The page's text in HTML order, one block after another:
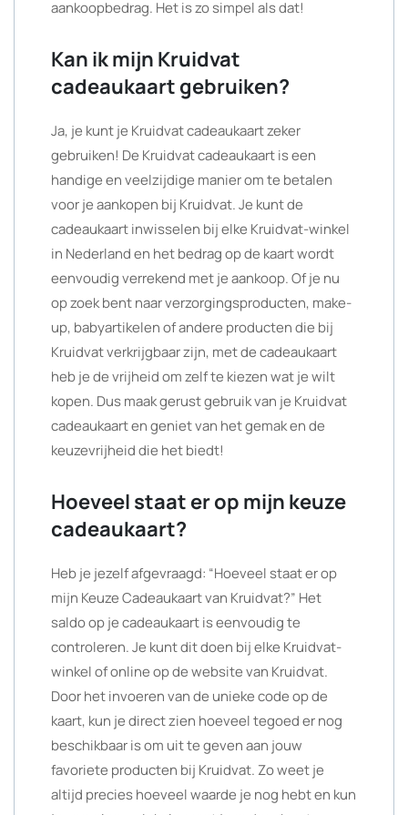
aankoopbedrag. Het is zo simpel als dat!
Kan ik mijn Kruidvat
cadeaukaart gebruiken?
Ja, je kunt je Kruidvat cadeaukaart zeker
gebruiken! De Kruidvat cadeaukaart is een
handige en veelzijdige manier om te betalen
voor je aankopen bij Kruidvat. Je kunt de
cadeaukaart inwisselen bij elke Kruidvat-winkel
in Nederland en het bedrag op de kaart wordt
eenvoudig verrekend met je aankoop. Of je nu
op zoek bent naar verzorgingsproducten, make-
up, babyartikelen of andere producten die bij
Kruidvat verkrijgbaar zijn, met de cadeaukaart
heb je de vrijheid om zelf te kiezen wat je wilt
kopen. Dus maak gerust gebruik van je Kruidvat
cadeaukaart en geniet van het gemak en de
keuzevrijheid die het biedt!
Hoeveel staat er op mijn keuze
cadeaukaart?
Heb je jezelf afgevraagd: “Hoeveel staat er op
mijn Keuze Cadeaukaart van Kruidvat?” Het
saldo op je cadeaukaart is eenvoudig te
controleren. Je kunt dit doen bij elke Kruidvat-
winkel of online op de website van Kruidvat.
Door het invoeren van de unieke code op de
kaart, kun je direct zien hoeveel tegoed er nog
beschikbaar is om uit te geven aan jouw
favoriete producten bij Kruidvat. Zo weet je
altijd precies hoeveel waarde je nog hebt en kun